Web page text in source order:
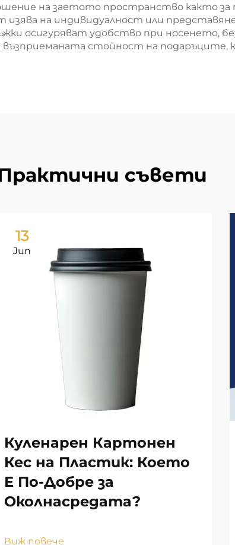
на заетото пространство както
на индивидуалност или
осигуряват удобство при носенето,
възприеманата стойност на
съвети
13
Jun
Куленарен Картонен
Кес на Пластик: Което
Е По-Добре за
Околнасредата?
Виж повече